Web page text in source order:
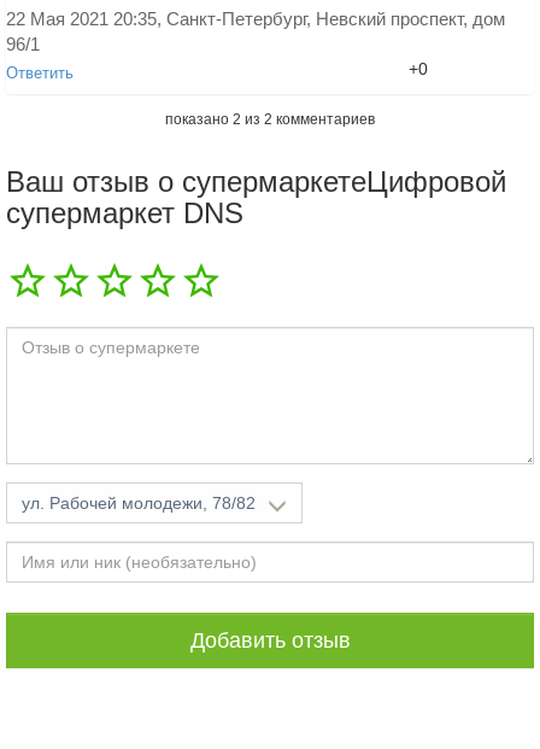
22 Мая 2021 20:35, Санкт-Петербург, Невский проспект, дом
96/1
Ответить +0
Добавить ответ
показано 2 из 2 комментариев
Ваш отзыв о супермаркетеЦифровой
супермаркет DNS
ул. Рабочей молодежи, 78/82
Добавить отзыв